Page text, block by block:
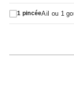
1 pincéeAil ou 1